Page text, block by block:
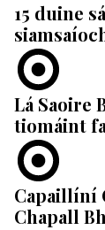
15 duine
Lá Saoire
tiomáint
Capaillíní
Chapall